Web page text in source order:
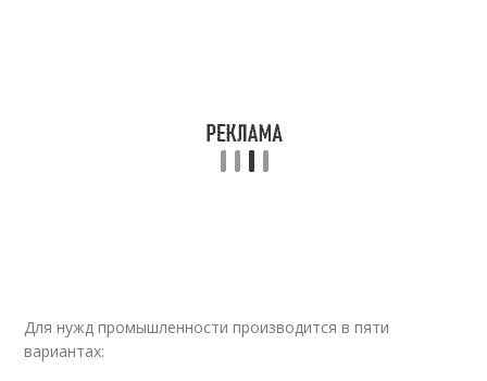
Для нужд промышленности производится в пяти
вариантах: